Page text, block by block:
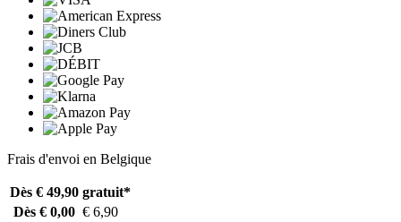
Frais d'envoi en Belgique
Dès € 49,90 gratuit*
Dès € 0,00 € 6,90